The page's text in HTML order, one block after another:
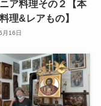
ア料理その２【本
理&レアもの】
月16日